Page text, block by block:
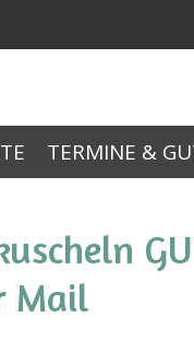
TERMINE &
Mail